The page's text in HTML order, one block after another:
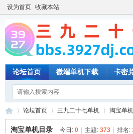
设为首页 收藏本站
论坛首页 微端单机下载 卡密
论坛首页 三九二十七单机 淘宝单
淘宝单机目录 今日: 0 主题: 373 排名: